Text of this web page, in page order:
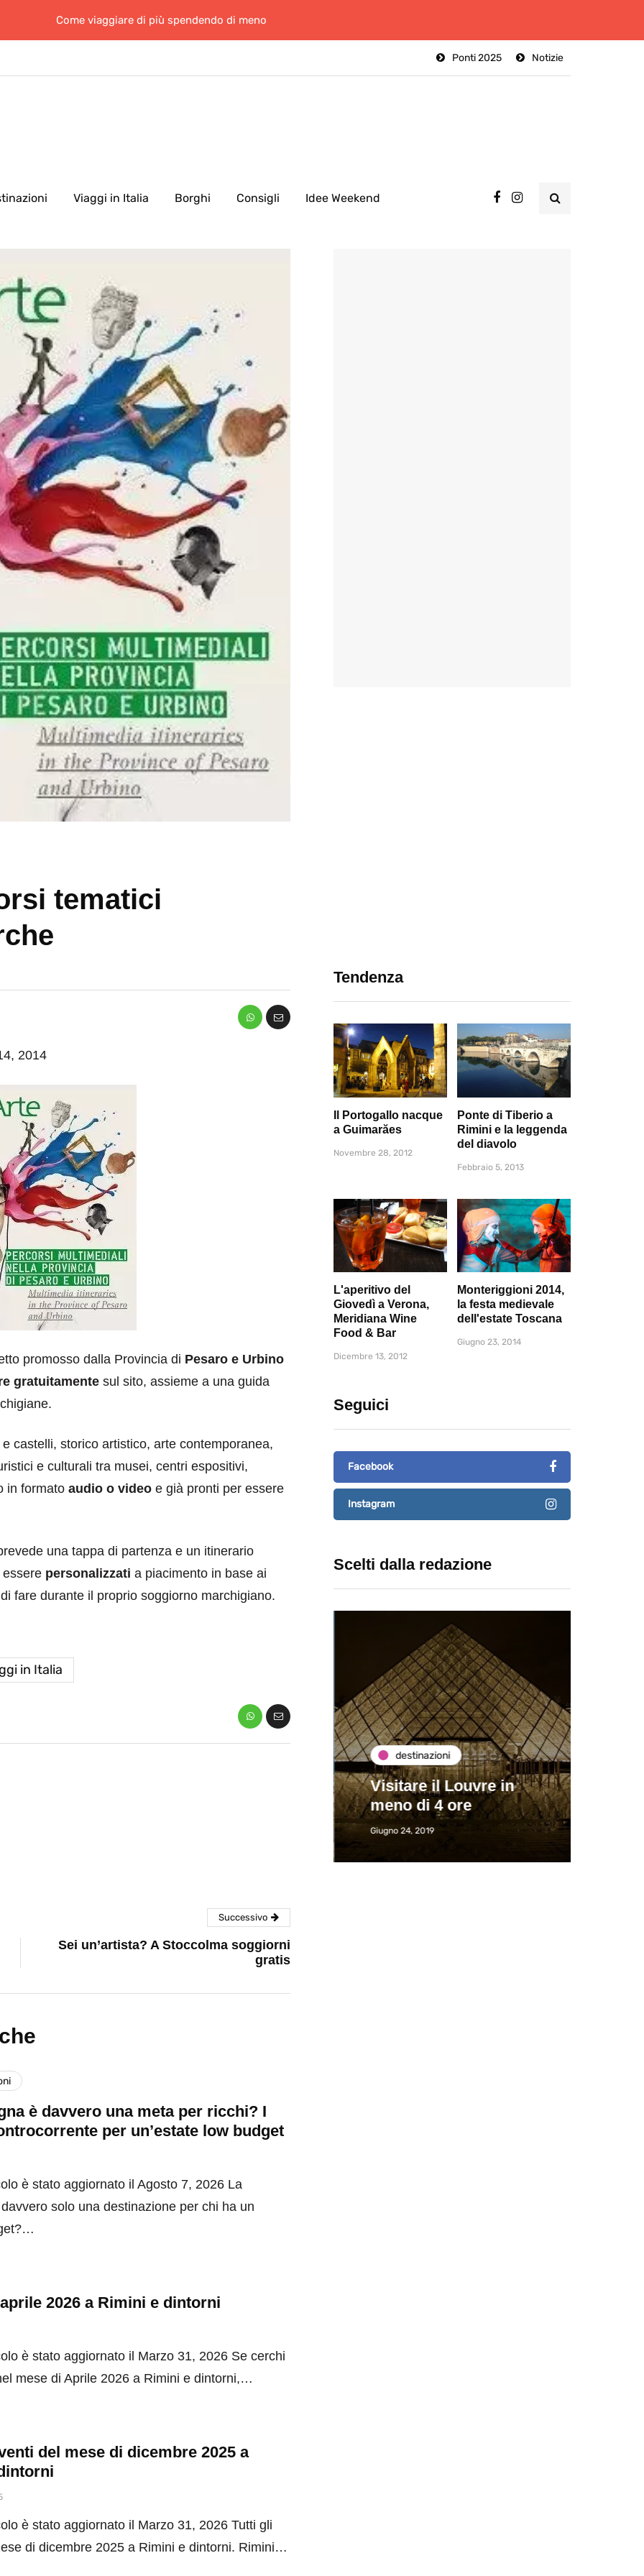
Come viaggiare di più spendendo di meno
Notizie
Ponti 2025
Viaggi in Italia Borghi Consigli Idee Weekend
tematici
2014
promosso dalla Provincia di Pesaro e Urbino
gratuitamente sul sito, assieme a una guida
castelli, storico artistico, arte contemporanea,
e culturali tra musei, centri espositivi,
in formato audio o video e già pronti per essere
una tappa di partenza e un itinerario
personalizzati a piacimento in base ai
fare durante il proprio soggiorno marchigiano.
in Italia
Tendenza
Il Portogallo nacque
a Guimarăes
Novembre 28, 2012
Ponte di Tiberio a
Rimini e la leggenda
del diavolo
Febbraio 5, 2013
L'aperitivo del
Giovedì a Verona,
Meridiana Wine
Food & Bar
Dicembre 13, 2012
Monteriggioni 2014,
la festa medievale
dell'estate Toscana
Giugno 23, 2014
Seguici
Facebook
Instagram
Scelti dalla redazione
destinazioni
Visitare il Louvre in
meno di 4 ore
Giugno 24, 2019
Successivo
Sei un’artista? A Stoccolma soggiorni
gratis
è davvero una meta per ricchi? I
per un’estate low budget
è stato aggiornato il Agosto 7, 2026 La
solo una destinazione per chi ha un
2026 a Rimini e dintorni
è stato aggiornato il Marzo 31, 2026 Se cerchi
mese di Aprile 2026 a Rimini e dintorni,…
del mese di dicembre 2025 a
è stato aggiornato il Marzo 31, 2026 Tutti gli
di dicembre 2025 a Rimini e dintorni. Rimini…